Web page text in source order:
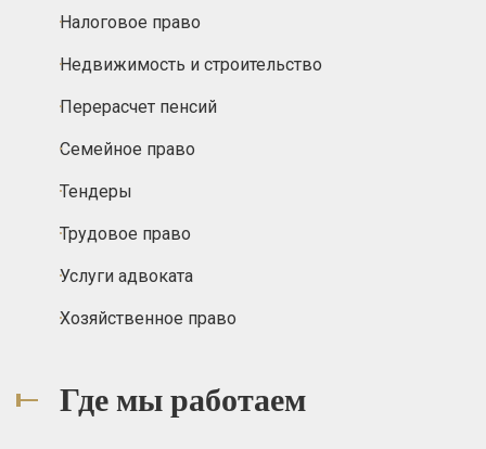
Налоговое право
Недвижимость и строительство
Перерасчет пенсий
Семейное право
Тендеры
Трудовое право
Услуги адвоката
Хозяйственное право
Где мы работаем